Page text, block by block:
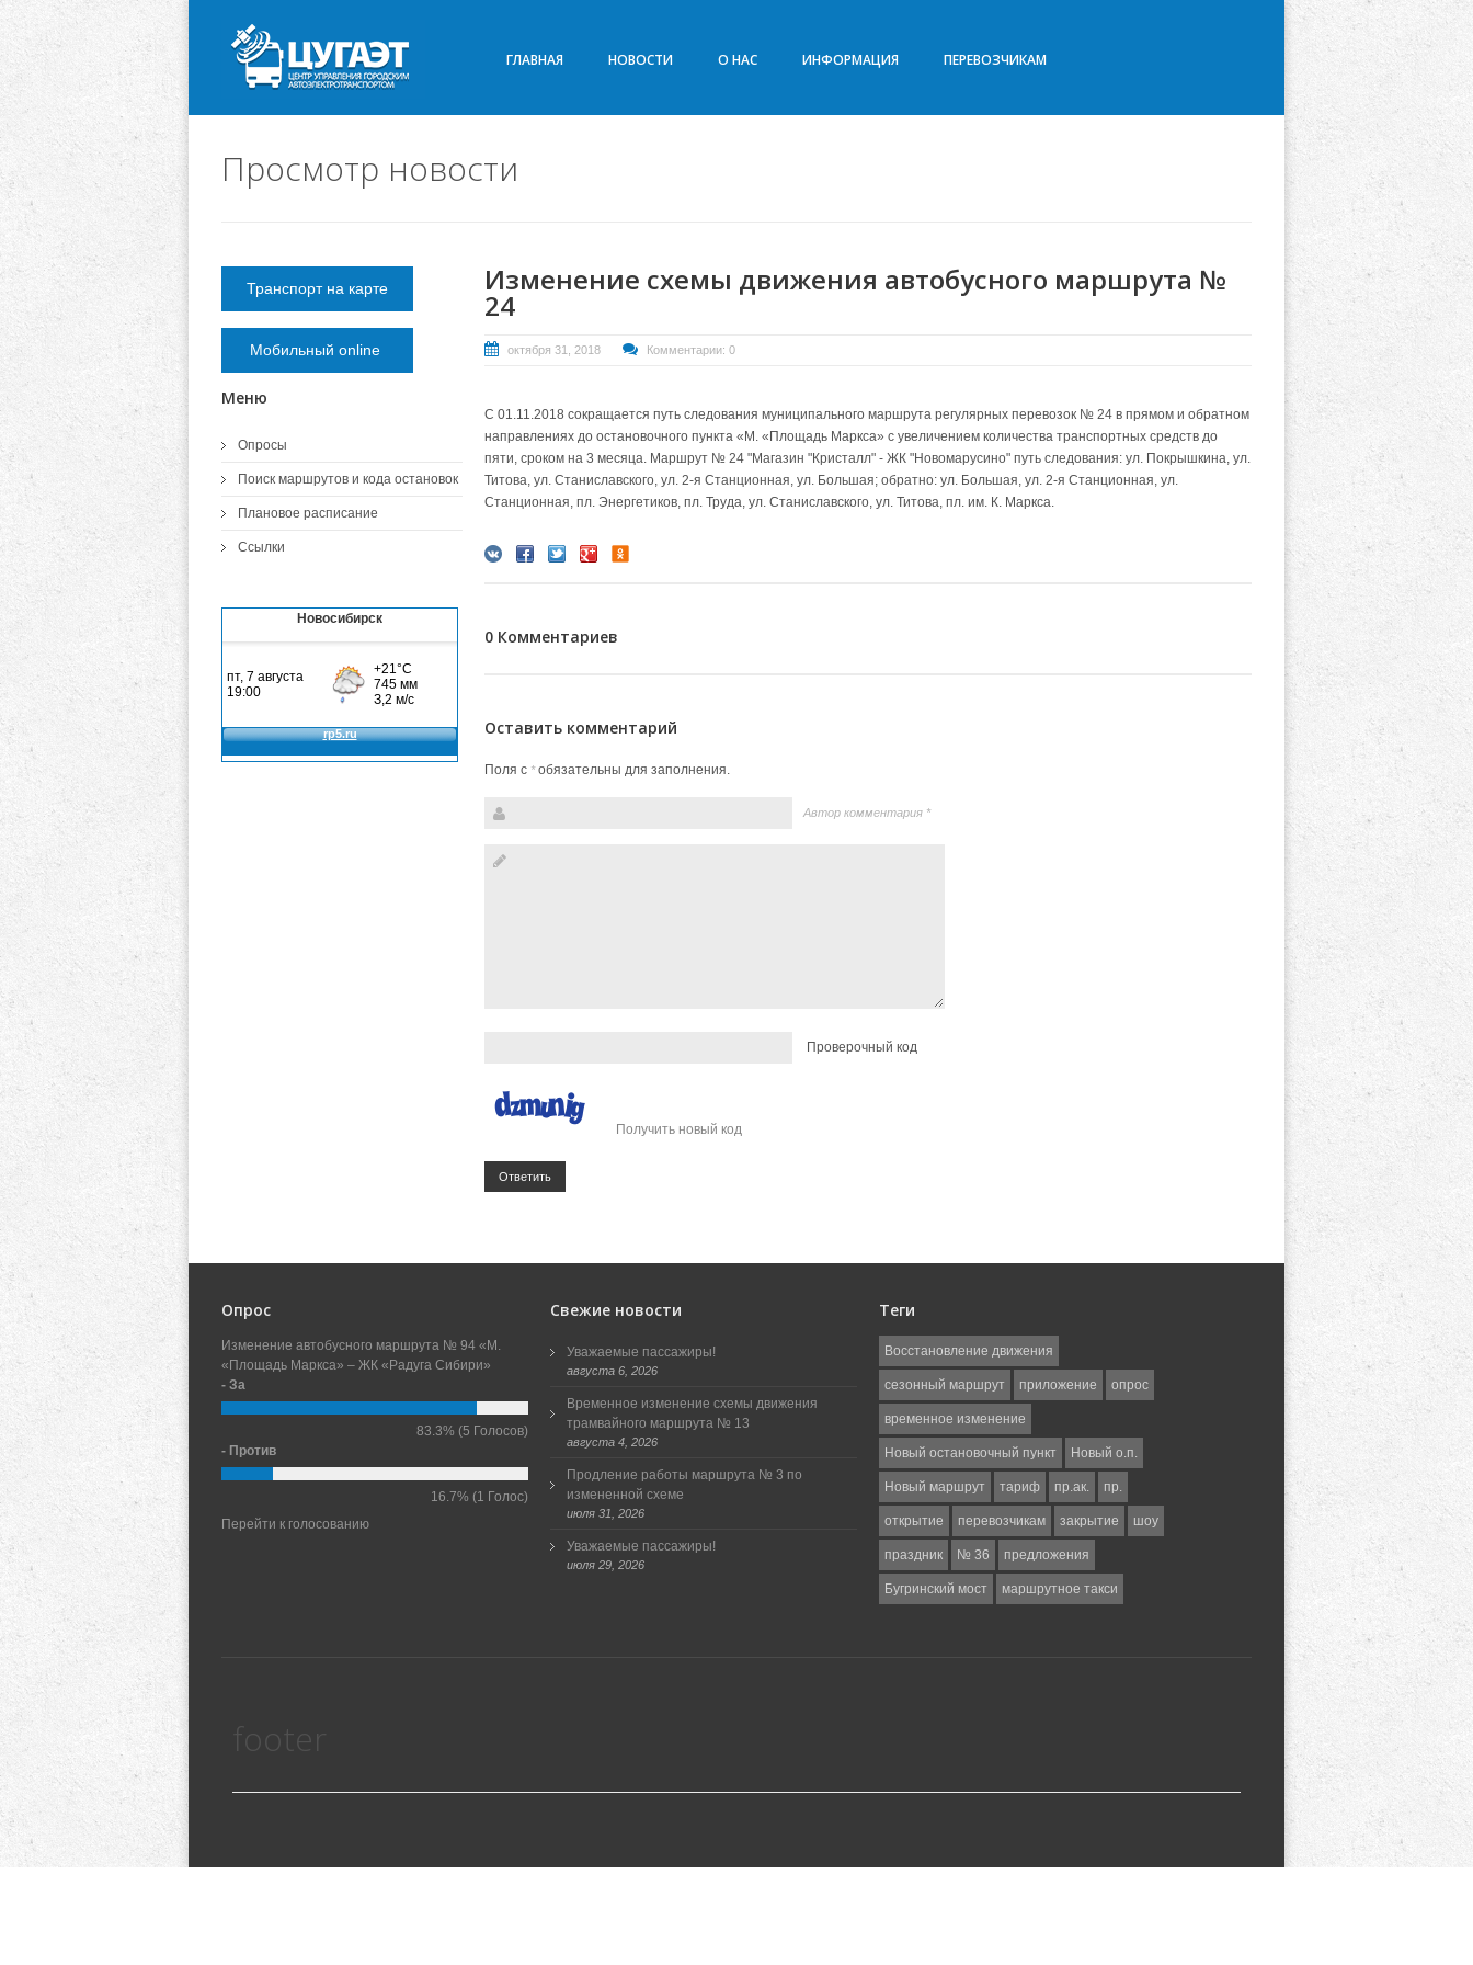
ГЛАВНАЯ НОВОСТИ О НАС ИНФОРМАЦИЯ ПЕРЕВОЗЧИКАМ
Просмотр новости
Изменение схемы движения автобусного маршрута №
24
октября 31, 2018 Комментарии: 0
С 01.11.2018 сокращается путь следования муниципального маршрута регулярных перевозок № 24 в прямом и обратном
направлениях до остановочного пункта «М. «Площадь Маркса» с увеличением количества транспортных средств до
пяти, сроком на 3 месяца. Маршрут № 24 "Магазин "Кристалл" - ЖК "Новомарусино" путь следования: ул. Покрышкина, ул.
Титова, ул. Станиславского, ул. 2-я Станционная, ул. Большая; обратно: ул. Большая, ул. 2-я Станционная, ул.
Станционная, пл. Энергетиков, пл. Труда, ул. Станиславского, ул. Титова, пл. им. К. Маркса.
0 Комментариев
Оставить комментарий
Поля с *обязательны для заполнения.
Автор комментария *
Проверочный код
Получить новый код
Ответить
Транспорт на карте
Мобильный online
Меню
Опросы
Поиск маршрутов и кода остановок
Плановое расписание
Ссылки
Новосибирск
Опрос
Изменение автобусного маршрута № 94 «М.
«Площадь Маркса» – ЖК «Радуга Сибири»
- За
83.3% (5 Голосов)
- Против
16.7% (1 Голос)
Перейти к голосованию
Свежие новости
Уважаемые пассажиры!
августа 6, 2026
Временное изменение схемы движения
трамвайного маршрута № 13
августа 4, 2026
Продление работы маршрута № 3 по
измененной схеме
июля 31, 2026
Уважаемые пассажиры!
июля 29, 2026
Теги
Восстановление движения
сезонный маршрут приложение опрос
временное изменение
Новый остановочный пункт Новый о.п.
Новый маршрут тариф пр.ак. пр.
открытие перевозчикам закрытие шоу
праздник № 36 предложения
Бугринский мост маршрутное такси
footer